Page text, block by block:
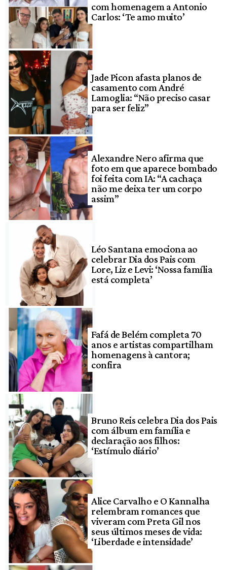
com homenagem a Antonio
Carlos: ‘Te amo muito’
Jade Picon afasta planos de
casamento com André
Lamoglia: “Não preciso casar
para ser feliz”
Alexandre Nero afirma que
foto em que aparece bombado
foi feita com IA: “A cachaça
não me deixa ter um corpo
assim”
Léo Santana emociona ao
celebrar Dia dos Pais com
Lore, Liz e Levi: ‘Nossa família
está completa’
Fafá de Belém completa 70
anos e artistas compartilham
homenagens à cantora;
confira
Bruno Reis celebra Dia dos Pais
com álbum em família e
declaração aos filhos:
‘Estímulo diário’
Alice Carvalho e O Kannalha
relembram romances que
viveram com Preta Gil nos
seus últimos meses de vida:
‘Liberdade e intensidade’